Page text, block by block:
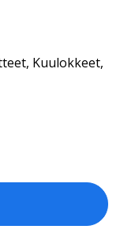
, Kuulokkeet,